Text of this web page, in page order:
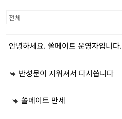
안녕하세요. 쏠메이트 운영자입니다.
반성문이 지워져서 다시씁니다
쏠메이트 만세